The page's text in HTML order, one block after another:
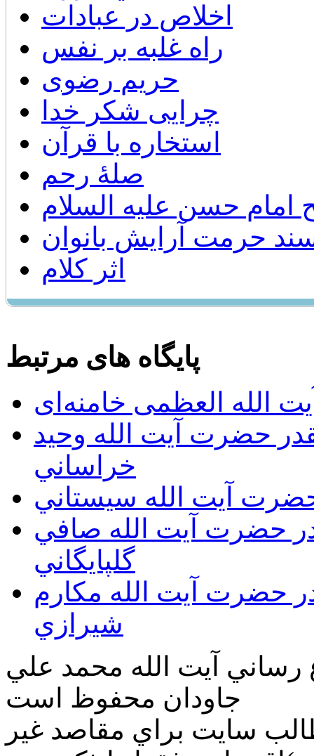
اخلاص در عبادات
راه غلبه بر نفس
حریم رضوی
چرایی شکر خدا
استخاره با قرآن
صلۀ رحم
امام حسن عليه السلام
حرمت آرایش بانوان
اثر کلام
پایگاه های مرتبط
الله العظمی خامنه‌ای
حضرت آيت الله وحيد
خراساني
حضرت آيت الله سيستاني
حضرت آيت الله صافي
گلپايگاني
حضرت آيت الله مكارم
شيرازي
رساني آیت الله محمد علي
جاودان محفوظ است
سايت براي مقاصد غير